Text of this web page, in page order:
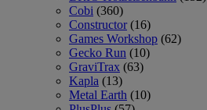
Cobi (360)
Constructor (16)
Games Workshop (62)
Gecko Run (10)
GraviTrax (63)
Kapla (13)
Metal Earth (10)